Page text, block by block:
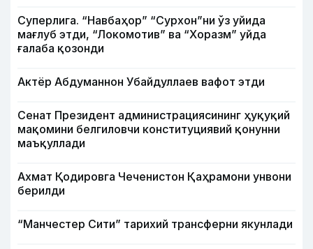
Суперлига. “Навбаҳор” “Сурхон”ни ўз уйида
мағлуб этди, “Локомотив” ва “Хоразм” уйда
ғалаба қозонди
Актёр Абду­маннон Убайдуллаев вафот этди
Сенат Президент администрациясининг ҳуқуқий
мақомини белгиловчи конституциявий қонунни
маъқуллади
Ахмат Қодировга Чеченистон Қаҳрамони унвони
берилди
“Манчестер Сити” тарихий трансферни якунлади